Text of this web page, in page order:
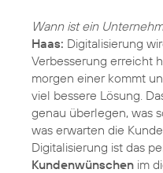
Wann ist ein
Haas: Digitalisierung
Verbesserung erreicht
morgen einer kommt
viel bessere Lösung.
genau überlegen, was
was erwarten die
Digitalisierung ist das
Kundenwünschen im